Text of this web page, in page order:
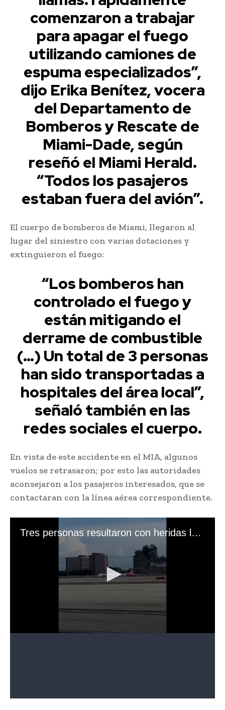
comenzaron a trabajar
para apagar el fuego
utilizando camiones de
espuma especializados”,
dijo Erika Benítez, vocera
del Departamento de
Bomberos y Rescate de
Miami-Dade, según
reseñó el Miami Herald.
“Todos los pasajeros
estaban fuera del avión”.
El cuerpo de bomberos de Miami, llegaron al
lugar del siniestro con varias dotaciones y
extinguieron el fuego:
“Los bomberos han
controlado el fuego y
están mitigando el
derrame de combustible
(…) Un total de 3 personas
han sido transportadas a
hospitales del área local”,
señaló también en las
redes sociales el cuerpo.
En vista de este accidente en el MIA, algunos
vuelos se retrasaron; por esto las autoridades
aconsejaron a los pasajeros interesados, que se
contactaran con la línea aérea correspondiente.